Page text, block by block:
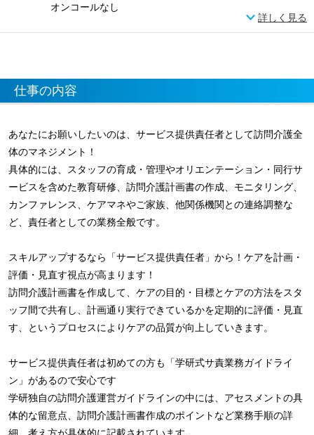
オンコールなし
詳しく見る
仕事の内容
あなたにお願いしたいのは、サービス提供責任者として訪問介護全
体のマネジメント！
具体的には、スタッフの育成・管理やオリエンテーション・同行サ
ービスを含めた教育研修、訪問介護計画書の作成、モニタリング、
カンファレンス、ケアマネやご家族、他関係機関との連絡調整な
ど、責任者としての業務全般です。
スキルアップするなら「サービス提供責任者」から！ケアを計画・
評価・見直す視点が高まります！
訪問介護計画書を作成して、ケアの目的・目標とケアの方法をスタ
ッフ間で共有し、計画通り実行できているかを定期的に評価・見直
す、というプロセスによりケアの品質が向上していきます。
サービス提供責任者は初めての方も「学研式サ責業務ガイドライ
ン」があるので安心です
学研独自の訪問介護運営ガイドラインの中には、アセスメントの具
体的な留意点、訪問介護計画書作成のポイントなど業務手順の詳
細、考え方が具体的に記載されています。